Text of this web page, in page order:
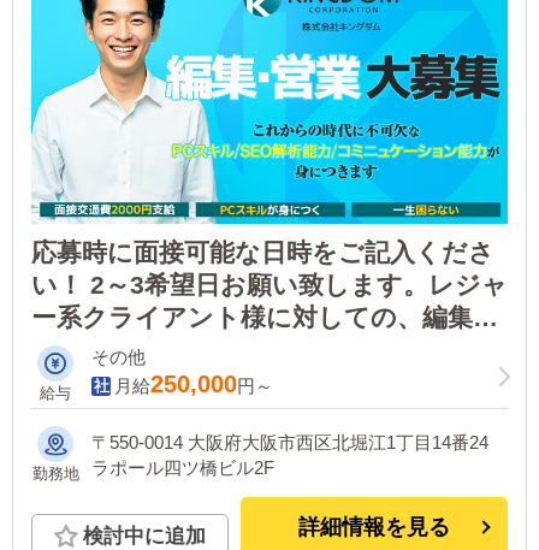
応募時に面接可能な日時をご記入くださ
い！ 2～3希望日お願い致します。レジャ
ー系クライアント様に対しての、編集・
営業。これからの時代に必要なPCスキル
等、様々な技能を覚えることができま
す。ライン応募も可。
給与
その他
月給250,000円～
勤務地
〒550-0014 ⼤阪府⼤阪市西区北堀江1丁⽬14番24
ラポール四ツ橋ビル2F
検討中に追加 詳細情報を見る